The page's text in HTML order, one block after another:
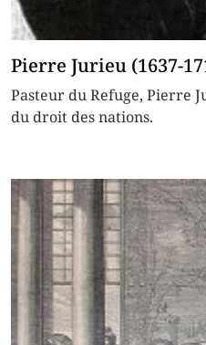
Pierre Jurieu (1637-
Pasteur du Refuge, Pierre
du droit des nations.